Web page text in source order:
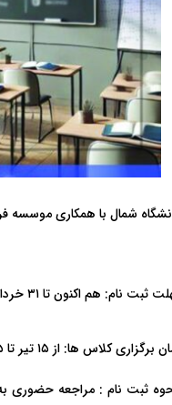
شمال با همکاری موسسه
نام: هم اکنون تا ۳۱ خرداد ماه ۱۴۰۴
کلاس ها: از ۱۵ تیر تا ۱۵ شهریور ۱۴۰۴ ( بعد از تعیین سطح رایگان )
ثبت نام : مراجعه حضوری